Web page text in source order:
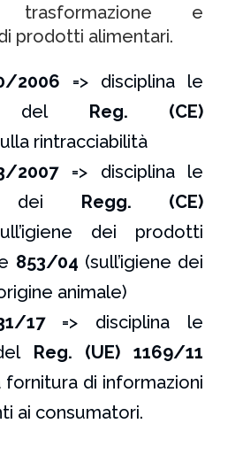
trasformazione e
prodotti alimentari.
2006 => disciplina le
del Reg. (CE)
rintracciabilità
2007=> disciplina le
dei Regg. (CE)
dei prodotti
853/04 (sull’igiene dei
animale)
17=> disciplina le
Reg. (UE) 1169/11
fornitura di informazioni
ai consumatori.